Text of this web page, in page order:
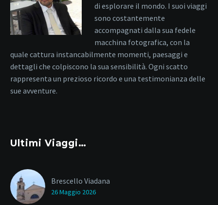
di esplorare il mondo. I suoi viaggi
sono costantemente
accompagnati dalla sua fedele
macchina fotografica, con la
quale cattura instancabilmente momenti, paesaggi e
dettagli che colpiscono la sua sensibilità. Ogni scatto
rappresenta un prezioso ricordo e una testimonianza delle
sue avventure.
Ultimi Viaggi…
Brescello Viadana
26 Maggio 2026